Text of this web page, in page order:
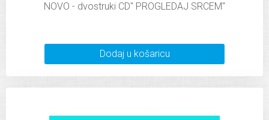
NOVO - dvostruki CD" PROGLEDAJ SRCEM"
Dodaj u košaricu